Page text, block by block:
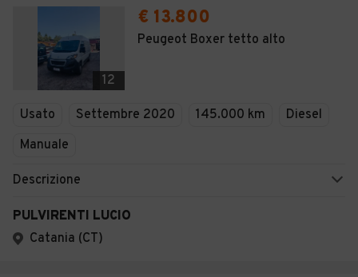
12
€ 13.800
Peugeot Boxer tetto alto
Usato Settembre 2020 145.000 km
Diesel
Manuale
Descrizione
PULVIRENTI LUCIO
Catania (CT)